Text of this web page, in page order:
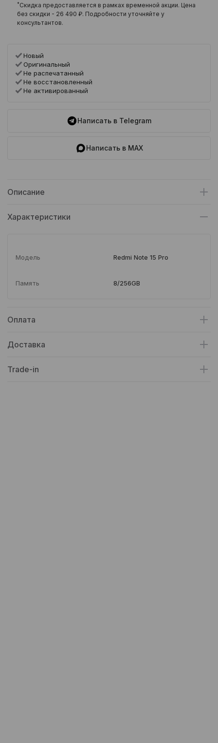
*Скидка предоставляется в рамках временной акции. Цена
без скидки - 26 490 ₽. Подробности уточняйте у
консультантов.
Новый
Оригинальный
Не распечатанный
Не восстановленный
Не активированный
Написать в Telegram
Написать в MAX
Описание
Характеристики
Модель Redmi Note 15 Pro
Память 8/256GB
Оплата
Доставка
Trade-in